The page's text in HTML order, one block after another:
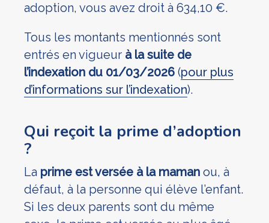
adoption, vous avez droit à 634,10 €.
Tous les montants mentionnés sont
entrés en vigueur à la suite de
l’indexation du 01/03/2026 (pour plus
d’informations sur l’indexation).
Qui reçoit la prime d’adoption
?
La prime est versée à la maman ou, à
défaut, à la personne qui élève l’enfant.
Si les deux parents sont du même